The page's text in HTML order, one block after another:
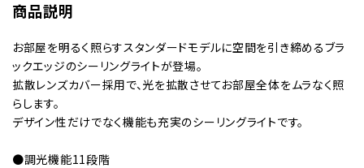
商品説明
お部屋を明るく照らすスタンダードモデルに空間を引き締めるブラ
ックエッジのシーリングライトが登場。
拡散レンズカバー採用で、光を拡散させてお部屋全体をムラなく照
らします。
デザイン性だけでなく機能も充実のシーリングライトです。
●調光機能11段階